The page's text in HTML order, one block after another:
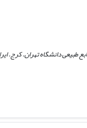
طبیعی دانشگاه تهران. کرج.